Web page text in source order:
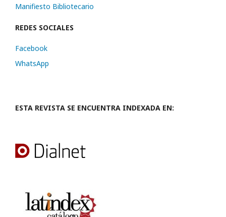
Manifiesto Bibliotecario
REDES SOCIALES
Facebook
WhatsApp
ESTA REVISTA SE ENCUENTRA INDEXADA EN: